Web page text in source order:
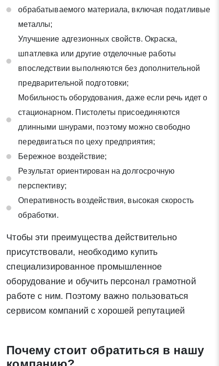
обрабатываемого материала, включая податливые
металлы;
Улучшение адгезионных свойств. Окраска,
шпатлевка или другие отделочные работы
впоследствии выполняются без дополнительной
предварительной подготовки;
Мобильность оборудования, даже если речь идет о
стационарном. Пистолеты присоединяются
длинными шнурами, поэтому можно свободно
передвигаться по цеху предприятия;
Бережное воздействие;
Результат ориентирован на долгосрочную
перспективу;
Оперативность воздействия, высокая скорость
обработки.
Чтобы эти преимущества действительно
присутствовали, необходимо купить
специализированное промышленное
оборудование и обучить персонал грамотной
работе с ним. Поэтому важно пользоваться
сервисом компаний с хорошей репутацией
Почему стоит обратиться в нашу